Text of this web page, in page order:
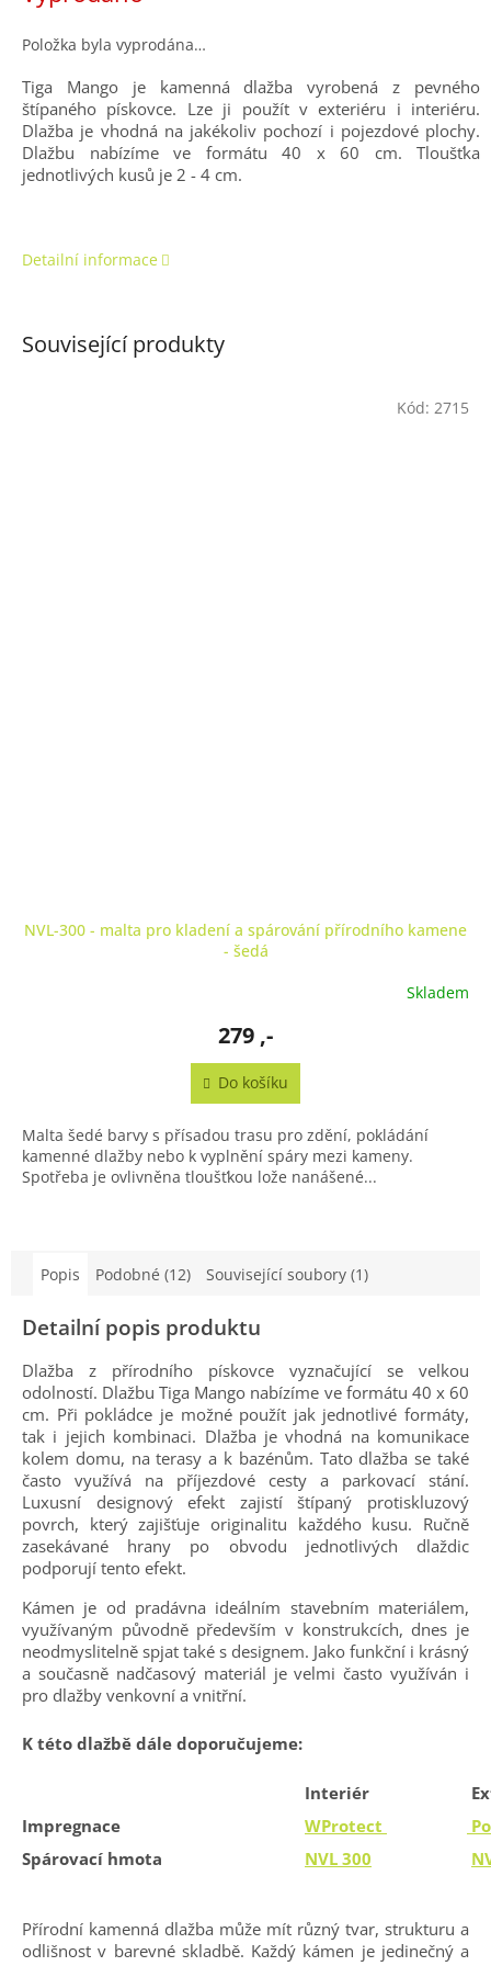
Položka byla vyprodána…
Tiga Mango je kamenná dlažba vyrobená z pevného
štípaného pískovce. Lze ji použít v exteriéru i interiéru.
Dlažba je vhodná na jakékoliv pochozí i pojezdové plochy.
Dlažbu nabízíme ve formátu 40 x 60 cm. Tloušťka
jednotlivých kusů je 2 - 4 cm.
Detailní informace
Související produkty
NVL-300 - malta pro kladení a spárování přírodního kamene
- šedá
Skladem
279 ,-
Do košíku
Malta šedé barvy s přísadou trasu pro zdění, pokládání
kamenné dlažby nebo k vyplnění spáry mezi kameny.
Spotřeba je ovlivněna tloušťkou lože nanášené...
Kód: 2715
Popis Podobné (12) Související soubory (1)
Detailní popis produktu
Dlažba z přírodního pískovce vyznačující se velkou
odolností. Dlažbu Tiga Mango nabízíme ve formátu 40 x 60
cm. Při pokládce je možné použít jak jednotlivé formáty,
tak i jejich kombinaci. Dlažba je vhodná na komunikace
kolem domu, na terasy a k bazénům. Tato dlažba se také
často využívá na příjezdové cesty a parkovací stání.
Luxusní designový efekt zajistí štípaný protiskluzový
povrch, který zajišťuje originalitu každého kusu. Ručně
zasekávané hrany po obvodu jednotlivých dlaždic
podporují tento efekt.
Kámen je od pradávna ideálním stavebním materiálem,
využívaným původně především v konstrukcích, dnes je
neodmyslitelně spjat také s designem. Jako funkční i krásný
a současně nadčasový materiál je velmi často využíván i
pro dlažby venkovní a vnitřní.
K této dlažbě dále doporučujeme:
Interiér
Impregnace
WProtect
Spárovací hmota
NVL 300
Přírodní kamenná dlažba může mít různý tvar, strukturu a
odlišnost v barevné skladbě. Každý kámen je jedinečný a